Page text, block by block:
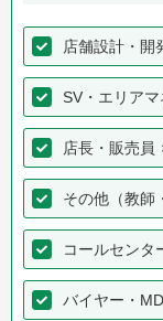
店舗設計・開
SV・エリア
店長・販売員
その他（教師
コールセンタ
バイヤー・